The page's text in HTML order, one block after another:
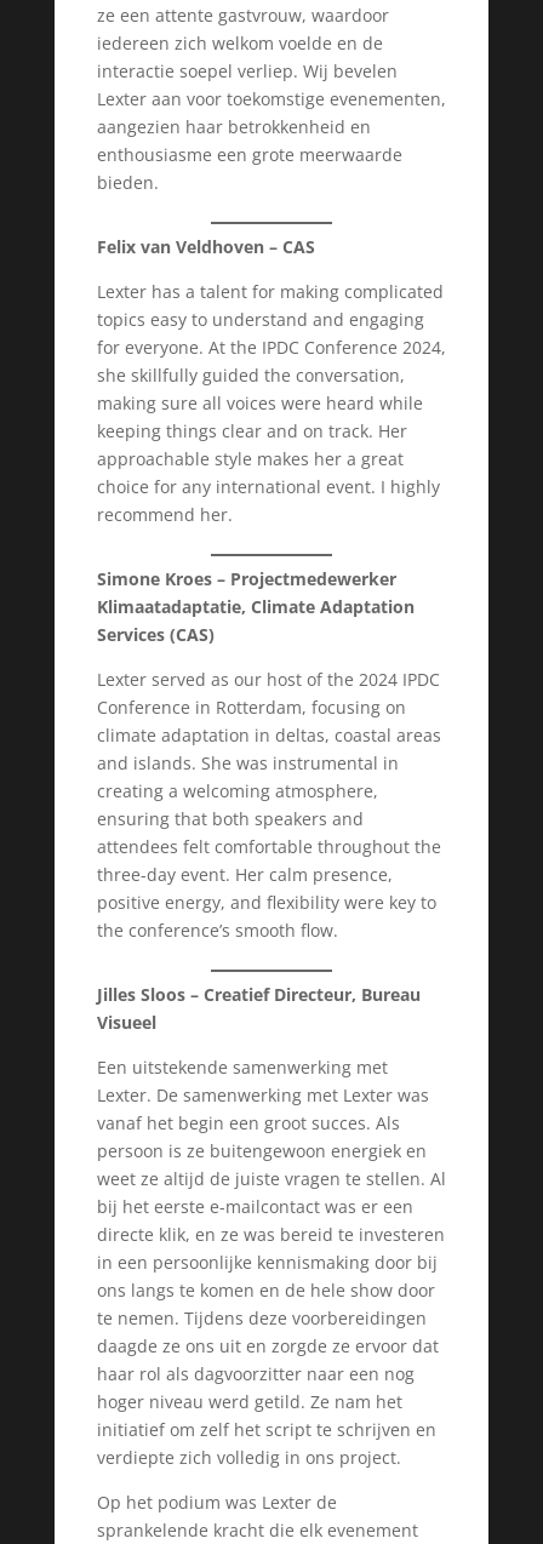
ze een attente gastvrouw, waardoor
iedereen zich welkom voelde en de
interactie soepel verliep. Wij bevelen
Lexter aan voor toekomstige evenementen,
aangezien haar betrokkenheid en
enthousiasme een grote meerwaarde
bieden.
Felix van Veldhoven – CAS
Lexter has a talent for making complicated
topics easy to understand and engaging
for everyone. At the IPDC Conference 2024,
she skillfully guided the conversation,
making sure all voices were heard while
keeping things clear and on track. Her
approachable style makes her a great
choice for any international event. I highly
recommend her.
Simone Kroes – Projectmedewerker
Klimaatadaptatie, Climate Adaptation
Services (CAS)
Lexter served as our host of the 2024 IPDC
Conference in Rotterdam, focusing on
climate adaptation in deltas, coastal areas
and islands. She was instrumental in
creating a welcoming atmosphere,
ensuring that both speakers and
attendees felt comfortable throughout the
three-day event. Her calm presence,
positive energy, and flexibility were key to
the conference’s smooth flow.
Jilles Sloos – Creatief Directeur, Bureau
Visueel
Een uitstekende samenwerking met
Lexter. De samenwerking met Lexter was
vanaf het begin een groot succes. Als
persoon is ze buitengewoon energiek en
weet ze altijd de juiste vragen te stellen. Al
bij het eerste e-mailcontact was er een
directe klik, en ze was bereid te investeren
in een persoonlijke kennismaking door bij
ons langs te komen en de hele show door
te nemen. Tijdens deze voorbereidingen
daagde ze ons uit en zorgde ze ervoor dat
haar rol als dagvoorzitter naar een nog
hoger niveau werd getild. Ze nam het
initiatief om zelf het script te schrijven en
verdiepte zich volledig in ons project.
Op het podium was Lexter de
sprankelende kracht die elk evenement